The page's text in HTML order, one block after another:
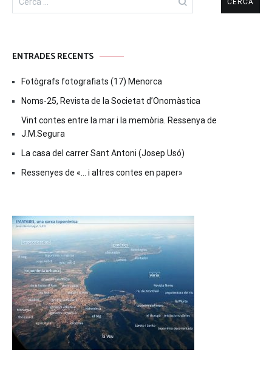
ENTRADES RECENTS
Fotògrafs fotografiats (17) Menorca
Noms-25, Revista de la Societat d’Onomàstica
Vint contes entre la mar i la memòria. Ressenya de
J.M.Segura
La casa del carrer Sant Antoni (Josep Usó)
Ressenyes de «… i altres contes en paper»